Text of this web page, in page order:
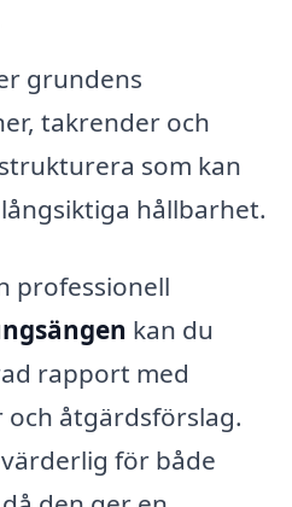
grundens
takrender och
som kan
hållbarhet.
professionell
kan du
rapport med
åtgärdsförslag.
för både